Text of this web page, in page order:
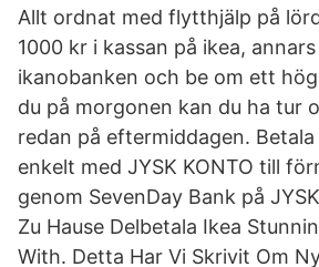
Allt ordnat med flytthjälp på
1000 kr i kassan på ikea,
ikanobanken och be om ett
du på morgonen kan du ha tur
redan på eftermiddagen.
enkelt med JYSK KONTO till
genom SevenDay Bank på
Zu Hause Delbetala Ikea
With. Detta Har Vi Skrivit Om